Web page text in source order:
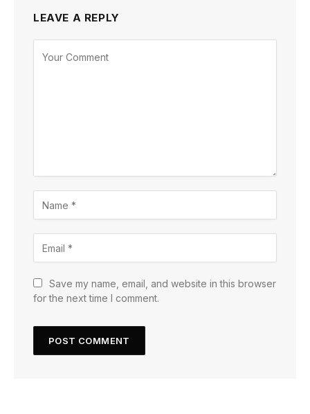
LEAVE A REPLY
Save my name, email, and website in this browser
for the next time I comment.